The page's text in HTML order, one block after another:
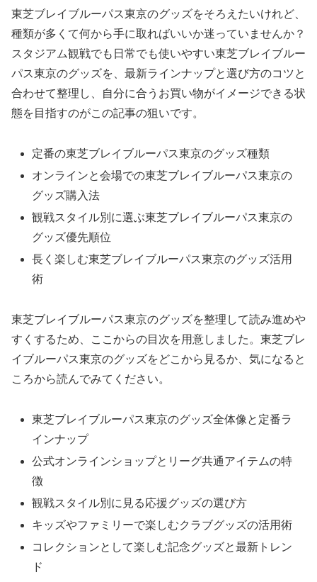
東芝ブレイブルーパス東京のグッズをそろえたいけれど、
種類が多くて何から手に取ればいいか迷っていませんか？
スタジアム観戦でも日常でも使いやすい東芝ブレイブルー
パス東京のグッズを、最新ラインナップと選び方のコツと
合わせて整理し、自分に合うお買い物がイメージできる状
態を目指すのがこの記事の狙いです。
定番の東芝ブレイブルーパス東京のグッズ種類
オンラインと会場での東芝ブレイブルーパス東京の
グッズ購入法
観戦スタイル別に選ぶ東芝ブレイブルーパス東京の
グッズ優先順位
長く楽しむ東芝ブレイブルーパス東京のグッズ活用
術
東芝ブレイブルーパス東京のグッズを整理して読み進めや
すくするため、ここからの目次を用意しました。東芝ブレ
イブルーパス東京のグッズをどこから見るか、気になると
ころから読んでみてください。
東芝ブレイブルーパス東京のグッズ全体像と定番ラ
インナップ
公式オンラインショップとリーグ共通アイテムの特
徴
観戦スタイル別に見る応援グッズの選び方
キッズやファミリーで楽しむクラブグッズの活用術
コレクションとして楽しむ記念グッズと最新トレン
ド